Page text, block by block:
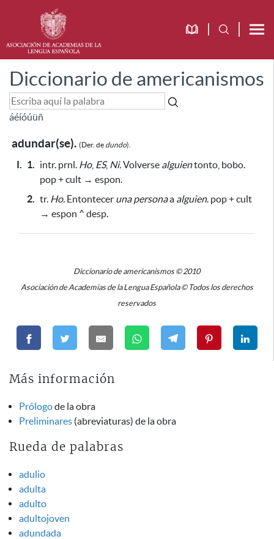
Diccionario de americanismos
áéíóúüñ
adundar(se). (Der. de dundo).
I. 1. intr. prnl. Ho, ES, Ni.Volverse alguientonto, bobo.
pop + cult → espon.
2. tr. Ho. Entontecer una personaa alguien. pop + cult
→ espon ^ desp.
Diccionario de americanismos © 2010
Asociación de Academias de la Lengua Española © Todos los derechos
reservados
Más información
Prólogode la obra
Preliminares (abreviaturas) de la obra
Rueda de palabras
adulio
adulta
adulto
adultojoven
adundada